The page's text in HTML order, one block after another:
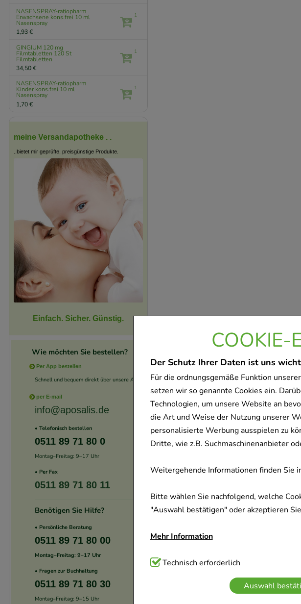
COOKIE-
Der Schutz Ihrer Daten ist uns
Für die ordnungsgemäße Funktion
setzen wir so genannte Cookies ein.
Technologien, um unsere Website an
die Art und Weise der Nutzung unserer
personalisierte Werbung ausspielen zu
Dritte, wie z.B. Suchmaschinenanbieter
Weitergehende Informationen finden Sie
Bitte wählen Sie nachfolgend, welche
"Auswahl bestätigen" oder akzeptieren
Mehr Information
Technisch Notwendig:Hierbei handelt es
Website notwendig sind (z.B. Navigation,
verzichtet werden kann.
Technisch erforderlich
Auswahl
NASENSPRAY-ratiopharm
Erwachsene kons.frei 10 ml
Nasenspray
1,93 €
1
GINGIUM 120 mg
Filmtabletten 120 St
Filmtabletten
34,50 €
1
NASENSPRAY-ratiopharm
Kinder kons.frei 10 ml
Nasenspray
1,70 €
1
meine Versandapotheke . .
..bietet mir geprüfte, preisgünstige Produkte.
Einfach. Sicher. Günstig.
Wie möchten Sie bestellen?
Per App bestellen
Schnell und bequem direkt über unsere App.
per E-mail
info@aposalis.de
• Telefonisch bestellen
0511 89 71 80 0
Montag–Freitag: 9–17 Uhr
• Per Fax
0511 89 71 80 11
Benötigen Sie Hilfe?
• Persönliche Beratung
0511 89 71 80 00
Montag–Freitag: 9–17 Uhr
• Fragen zur Buchhaltung
0511 89 71 80 30
Montag–Freitag: 9–15 Uhr